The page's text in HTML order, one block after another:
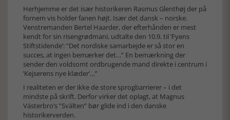
Herhjemme er det især historikeren Rasmus Glenthøj der på
fornem vis holder fanen højt. Især det dansk – norske.
Venstremanden Bertel Haarder, der efterhånden er mest
kendt for sin risengrødmani, udtalte den 10.9. til ’Fyens
Stiftstidende’: ”Det nordiske samarbejde er så stor en
succes, at ingen bemærker det…” En bemærkning der
sender den voldsomt ordbrugende mand direkte i centrum i
’Kejserens nye klæder’…”
I realiteten er der ikke de store sprogbarrierer – i det
mindste på skrift. Derfor virker det oplagt, at Magnus
Västerbro’s ”Svälten” bør glide ind i den danske
historikerverden.